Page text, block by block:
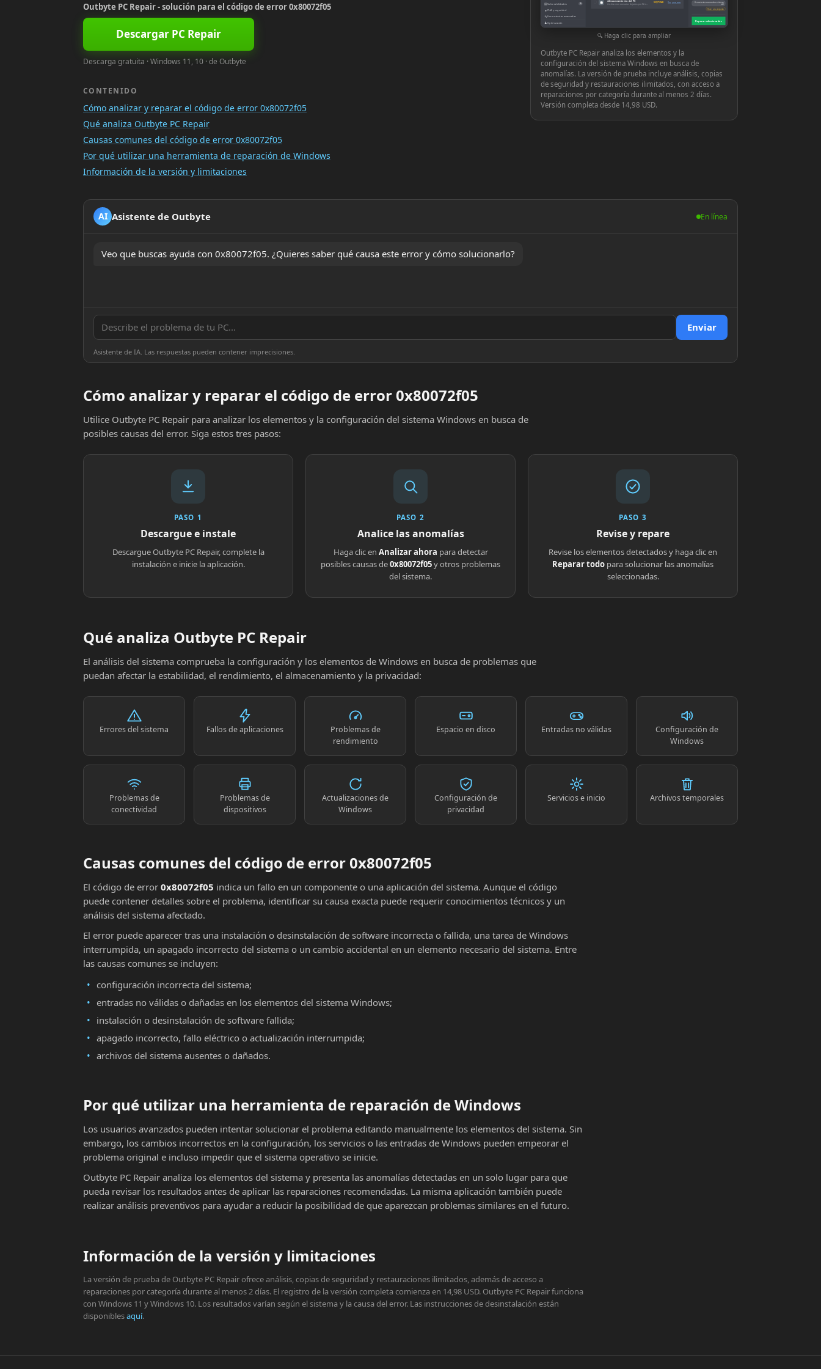
Outbyte PC Repair - solución para el código de error 0x80072f05
Descargar PC Repair
Descarga gratuita · Windows 11, 10 · de Outbyte
CONTENIDO
Cómo analizar y reparar el código de error 0x80072f05
Qué analiza Outbyte PC Repair
Causas comunes del código de error 0x80072f05
Por qué utilizar una herramienta de reparación de Windows
Información de la versión y limitaciones
▤Vulnerabilidades 10
● PUA y seguridad
🔧Herramientas avanzadas
♟Optimización
◉ Archivos innecesarios dejados por Windows o las aplicaciones
939,71 MB Ver y reparar Herramientas avanzadas en tiempo
real
Hacer una pregunta
Reparar seleccionados
Haga clic para ampliar
Outbyte PC Repair analiza los elementos y la
configuración del sistema Windows en busca de
anomalías. La versión de prueba incluye análisis, copias
de seguridad y restauraciones ilimitados, con acceso a
reparaciones por categoría durante al menos 2 días.
Versión completa desde 14,98 USD.
AI Asistente de Outbyte En línea
Veo que buscas ayuda con 0x80072f05. ¿Quieres saber qué causa este error y cómo solucionarlo?
Enviar
Asistente de IA. Las respuestas pueden contener imprecisiones.
Cómo analizar y reparar el código de error 0x80072f05
Utilice Outbyte PC Repair para analizar los elementos y la configuración del sistema Windows en busca de
posibles causas del error. Siga estos tres pasos:
PASO 1
Descargue e instale
Descargue Outbyte PC Repair, complete la
instalación e inicie la aplicación.
PASO 2
Analice las anomalías
Haga clic en Analizar ahora para detectar
posibles causas de0x80072f05y otros problemas
del sistema.
PASO 3
Revise y repare
Revise los elementos detectados y haga clic en
Reparar todo para solucionar las anomalías
seleccionadas.
Qué analiza Outbyte PC Repair
El análisis del sistema comprueba la configuración y los elementos de Windows en busca de problemas que
puedan afectar la estabilidad, el rendimiento, el almacenamiento y la privacidad:
Errores del sistema Fallos de aplicaciones
Problemas de
rendimiento
Espacio en disco Entradas no válidas
Configuración de
Windows
Problemas de
conectividad
Problemas de
dispositivos
Actualizaciones de
Windows
Configuración de
privacidad
Servicios e inicio Archivos temporales
Causas comunes del código de error 0x80072f05
El código de error 0x80072f05 indica un fallo en un componente o una aplicación del sistema. Aunque el código
puede contener detalles sobre el problema, identificar su causa exacta puede requerir conocimientos técnicos y un
análisis del sistema afectado.
El error puede aparecer tras una instalación o desinstalación de software incorrecta o fallida, una tarea de Windows
interrumpida, un apagado incorrecto del sistema o un cambio accidental en un elemento necesario del sistema. Entre
las causas comunes se incluyen:
configuración incorrecta del sistema;
entradas no válidas o dañadas en los elementos del sistema Windows;
instalación o desinstalación de software fallida;
apagado incorrecto, fallo eléctrico o actualización interrumpida;
archivos del sistema ausentes o dañados.
Por qué utilizar una herramienta de reparación de Windows
Los usuarios avanzados pueden intentar solucionar el problema editando manualmente los elementos del sistema. Sin
embargo, los cambios incorrectos en la configuración, los servicios o las entradas de Windows pueden empeorar el
problema original e incluso impedir que el sistema operativo se inicie.
Outbyte PC Repair analiza los elementos del sistema y presenta las anomalías detectadas en un solo lugar para que
pueda revisar los resultados antes de aplicar las reparaciones recomendadas. La misma aplicación también puede
realizar análisis preventivos para ayudar a reducir la posibilidad de que aparezcan problemas similares en el futuro.
Información de la versión y limitaciones
La versión de prueba de Outbyte PC Repair ofrece análisis, copias de seguridad y restauraciones ilimitados, además de acceso a
reparaciones por categoría durante al menos 2 días. El registro de la versión completa comienza en 14,98 USD. Outbyte PC Repair funciona
con Windows 11 y Windows 10. Los resultados varían según el sistema y la causa del error. Las instrucciones de desinstalación están
disponiblesaquí.